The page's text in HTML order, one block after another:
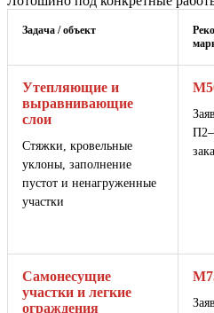
Задача / объект
Утепляющие и
выравнивающие
слои
Стяжки, кровельные
уклоны, заполнение
пустот и ненагруженные
участки
Самонесущие
участки и легкие
ограждения